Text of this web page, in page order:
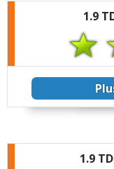
1.9
1.9